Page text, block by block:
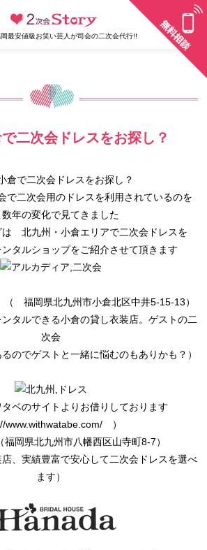
最安値級お笑い芸人が司会の二次会代行!!
二次会ドレスをお探し？
倉で二次会ドレスをお探し？
で二次会用のドレスを利用されているのを
数年の変化で見てきました
は 北九州・小倉エリアで二次会ドレスを
タルショップをご紹介させて頂きます
福岡県北九州市小倉北区中井5-15-13）
タルできる小倉の貸し衣装店。ゲストの二
次会
のでゲストと一緒に悩むのもありかも？）
タベのサイトよりお借りしております
www.withwatabe.com/ ）
岡県北九州市八幡西区山寺町8-7）
、実績豊富で安心して二次会ドレスを選べ
ます）